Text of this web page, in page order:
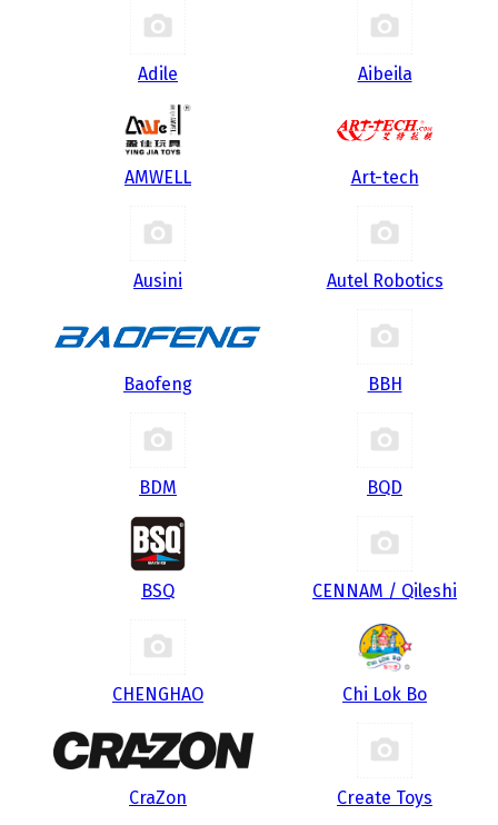
Adile Aibeila
AMWELL Art-tech
Ausini Autel Robotics
Baofeng BBH
BDM BQD
BSQ CENNAM / Qileshi
CHENGHAO Chi Lok Bo
CraZon Create Toys